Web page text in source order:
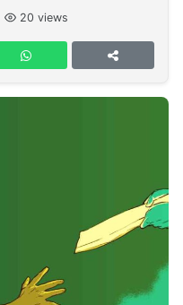
20 views